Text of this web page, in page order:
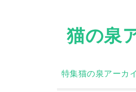
猫の泉
特集猫の泉アーカ